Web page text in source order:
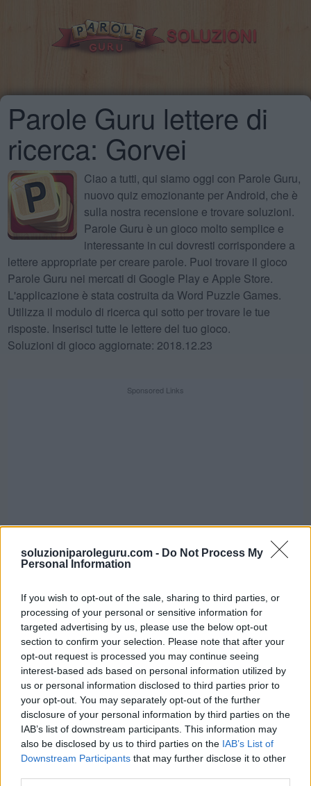
soluzioniparoleguru.com - Do Not Process My
Personal Information
If you wish to opt-out of the sale, sharing to third parties, or
processing of your personal or sensitive information for
targeted advertising by us, please use the below opt-out
section to confirm your selection. Please note that after your
opt-out request is processed you may continue seeing
interest-based ads based on personal information utilized by
us or personal information disclosed to third parties prior to
your opt-out. You may separately opt-out of the further
disclosure of your personal information by third parties on the
IAB’s list of downstream participants. This information may
also be disclosed by us to third parties on the IAB’s List of
Downstream Participants that may further disclose it to other
Parole Guru lettere di
ricerca: Gorvei
Ciao a tutti, qui siamo oggi con Parole Guru,
nuovo quiz emozionante per Android, che è
sulla nostra recensione e trovare soluzioni.
Parole Guru è un gioco molto semplice e
interessante in cui dovresti corrispondere a
lettere appropriate per creare parole. Puoi trovare il gioco
Parole Guru nei mercati di Google Play e Apple Store.
L'applicazione è stata costruita da Word Puzzle Games.
Utilizza il modulo di ricerca qui sotto per trovare le tue
risposte. Inserisci tutte le lettere del tuo gioco.
Soluzioni di gioco aggiornate: 2018.12.23
Sponsored Links
SFIDA QUOTIDIANA
Ricerca per lettere. Inserisci tutte le
lettere del puzzle:
Ricerca
per
lettere.
Inserisci
tutte
lettere
Ricerca
Seleziona il tuo puzzle:
Livello 529
Lettere: EGORVI